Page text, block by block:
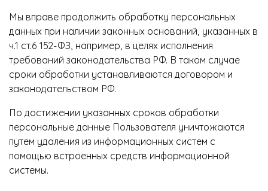
Мы вправе продолжить обработку персональных
данных при наличии законных оснований, указанных в
ч.1 ст.6 152-ФЗ, например, в целях исполнения
требований законодательства РФ. В таком случае
сроки обработки устанавливаются договором и
законодательством РФ.
По достижении указанных сроков обработки
персональные данные Пользователя уничтожаются
путем удаления из информационных систем с
помощью встроенных средств информационной
системы.